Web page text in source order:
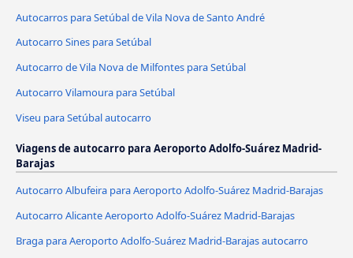
Autocarros para Setúbal de Vila Nova de Santo André
Autocarro Sines para Setúbal
Autocarro de Vila Nova de Milfontes para Setúbal
Autocarro Vilamoura para Setúbal
Viseu para Setúbal autocarro
Viagens de autocarro para Aeroporto Adolfo-Suárez Madrid-
Barajas
Autocarro Albufeira para Aeroporto Adolfo-Suárez Madrid-Barajas
Autocarro Alicante Aeroporto Adolfo-Suárez Madrid-Barajas
Braga para Aeroporto Adolfo-Suárez Madrid-Barajas autocarro